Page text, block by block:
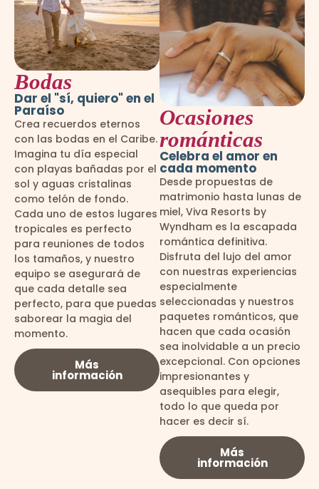
Bodas
Dar el "sí, quiero" en el
Paraíso
Crea recuerdos eternos
con las bodas en el Caribe.
Imagina tu día especial
con playas bañadas por el
sol y aguas cristalinas
como telón de fondo.
Cada uno de estos lugares
tropicales es perfecto
para reuniones de todos
los tamaños, y nuestro
equipo se asegurará de
que cada detalle sea
perfecto, para que puedas
saborear la magia del
momento.
Más
información
Ocasiones
románticas
Celebra el amor en
cada momento
Desde propuestas de
matrimonio hasta lunas de
miel, Viva Resorts by
Wyndham es la escapada
romántica definitiva.
Disfruta del lujo del amor
con nuestras experiencias
especialmente
seleccionadas y nuestros
paquetes románticos, que
hacen que cada ocasión
sea inolvidable a un precio
excepcional. Con opciones
impresionantes y
asequibles para elegir,
todo lo que queda por
hacer es decir sí.
Más
información